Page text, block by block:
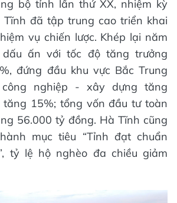
bộ tỉnh lần thứ XX, nhiệm kỳ
đã tập trung cao triển khai
vụ chiến lược. Khép lại năm
ấn với tốc độ tăng trưởng
đứng đầu khu vực Bắc Trung
công nghiệp - xây dựng tăng
tăng 15%; tổng vốn đầu tư toàn
56.000 tỷ đồng. Hà Tĩnh cũng
mục tiêu “Tỉnh đạt chuẩn
tỷ lệ hộ nghèo đa chiều giảm